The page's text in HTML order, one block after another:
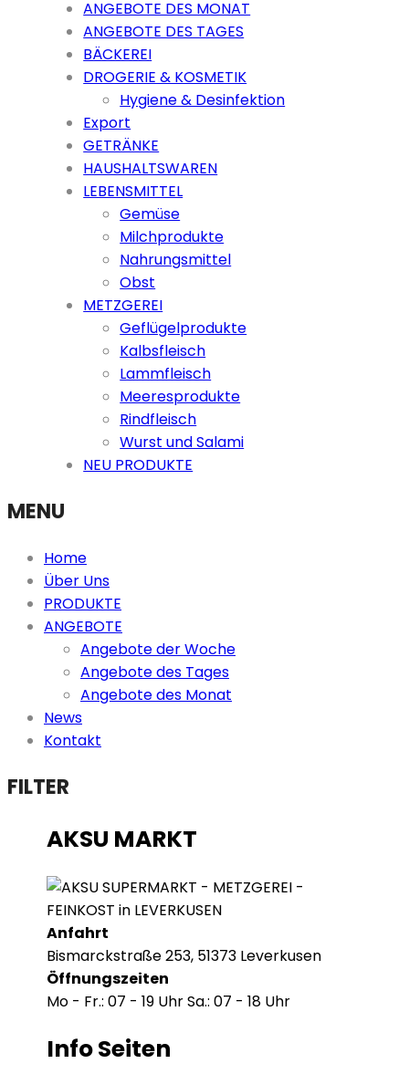
ANGEBOTE DES MONAT
ANGEBOTE DES TAGES
BÄCKEREI
DROGERIE & KOSMETIK
Hygiene & Desinfektion
Export
GETRÄNKE
HAUSHALTSWAREN
LEBENSMITTEL
Gemüse
Milchprodukte
Nahrungsmittel
Obst
METZGEREI
Geflügelprodukte
Kalbsfleisch
Lammfleisch
Meeresprodukte
Rindfleisch
Wurst und Salami
NEU PRODUKTE
MENU
Home
Über Uns
PRODUKTE
ANGEBOTE
Angebote der Woche
Angebote des Tages
Angebote des Monat
News
Kontakt
FILTER
AKSU MARKT
Anfahrt
Bismarckstraße 253, 51373 Leverkusen
Öffnungszeiten
Mo - Fr.: 07 - 19 Uhr Sa.: 07 - 18 Uhr
Info Seiten